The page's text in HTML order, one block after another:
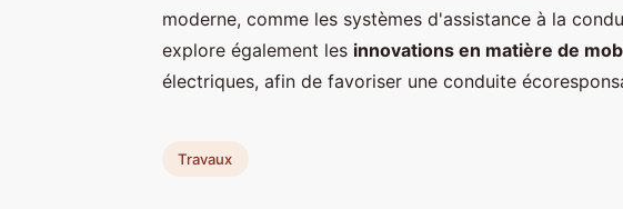
moderne, comme les systèmes d'assistance à la
explore également les innovations en matière de
électriques, afin de favoriser une conduite
Travaux